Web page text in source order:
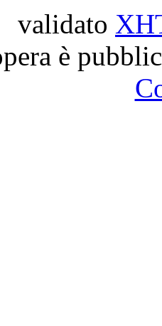
validato
è